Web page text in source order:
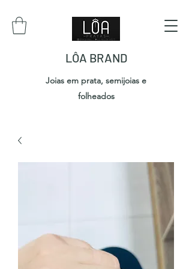
LÔA BRAND
Joias em prata, semijoias e
folheados